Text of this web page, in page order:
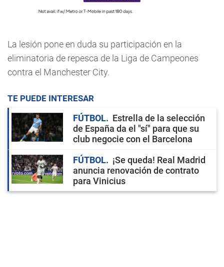
La lesión pone en duda su participación en la
eliminatoria de repesca de la Liga de Campeones
contra el Manchester City.
TE PUEDE INTERESAR
FÚTBOL
Estrella de la selección
de España da el "sí" para que su
club negocie con el Barcelona
FÚTBOL
¡Se queda! Real Madrid
anuncia renovación de contrato
para Vinicius